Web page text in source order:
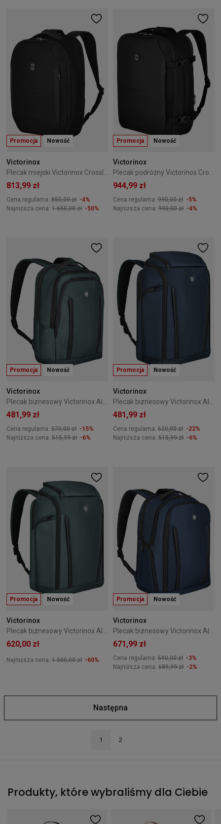
Promocja Nowość
Victorinox
813,99 zł
Cena regularna: 850,00 zł -4%
Najniższa cena: 1 650,00 zł -50%
Promocja Nowość
Victorinox
944,99 zł
Cena regularna: 990,00 zł -5%
Najniższa cena: 990,00 zł -4%
Promocja Nowość
Victorinox
481,99 zł
Cena regularna: 570,00 zł -15%
Najniższa cena: 515,99 zł -6%
Promocja Nowość
Victorinox
481,99 zł
Cena regularna: 620,00 zł -22%
Najniższa cena: 515,99 zł -6%
Promocja Nowość
Victorinox
Plecak biznesowy Victorinox Altmont Professional Gray 653288
620,00 zł
Najniższa cena: 1 550,00 zł -60%
Promocja Nowość
Victorinox
Plecak biznesowy Victorinox Altmont Professional Navy 653289
671,99 zł
Cena regularna: 690,00 zł -3%
Najniższa cena: 689,99 zł -2%
Następna
1 2
Produkty, które wybraliśmy dla Ciebie